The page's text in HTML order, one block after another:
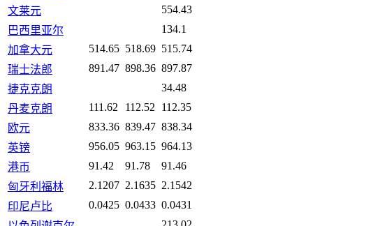
文莱元
554.43
巴西里亚尔
134.1
加拿大元
514.65 518.69 515.74
瑞士法郎
891.47 898.36 897.87
捷克克朗
34.48
丹麦克朗
111.62 112.52
112.35
欧元
833.36 839.47 838.34
英镑
956.05 963.15 964.13
港币
91.42 91.78
91.46
匈牙利福林
2.1207 2.1635 2.1542
印尼卢比
0.0425 0.0433 0.0431